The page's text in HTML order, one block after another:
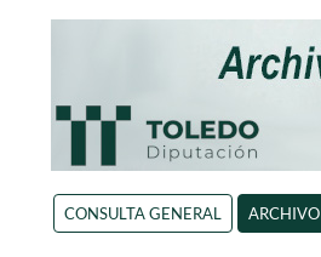
CONSULTA GENERAL ARCHIVO